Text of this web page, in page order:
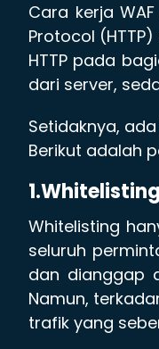
Cara kerja
Protocol
HTTP pada
dari server,
Setidaknya,
Berikut adalah
1.Whitelisting
Whitelisting
seluruh
dan dianggap
Namun,
trafik yang